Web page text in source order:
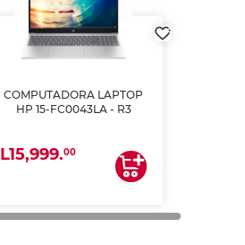
COMPUTADORA LAPTOP
HP 15-FC0043LA - R3
L15,999.00